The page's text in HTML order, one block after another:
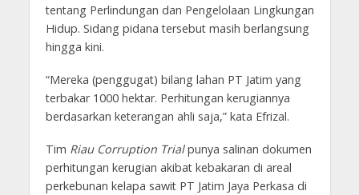
tentang Perlindungan dan Pengelolaan Lingkungan
Hidup. Sidang pidana tersebut masih berlangsung
hingga kini.
“Mereka (penggugat) bilang lahan PT Jatim yang
terbakar 1000 hektar. Perhitungan kerugiannya
berdasarkan keterangan ahli saja,” kata Efrizal.
Tim Riau Corruption Trialpunya salinan dokumen
perhitungan kerugian akibat kebakaran di areal
perkebunan kelapa sawit PT Jatim Jaya Perkasa di